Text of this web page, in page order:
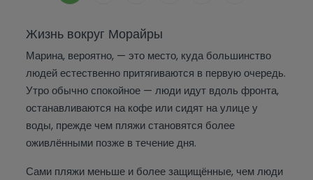
Жизнь вокруг Морайры
Марина, вероятно, — это место, куда большинство
людей естественно притягиваются в первую очередь.
Утро обычно спокойное — люди идут вдоль фронта,
останавливаются на кофе или сидят на улице у
воды, прежде чем пляжи становятся более
оживлёнными позже в течение дня.
Сами пляжи меньше и более защищённые, чем люди